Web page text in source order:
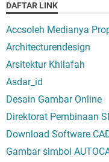
DAFTAR LINK
Accsoleh Medianya
Architecturendesign
Arsitektur Khilafah
Asdar_id
Desain Gambar Online
Direktorat Pembinaan
Download Software
Gambar simbol